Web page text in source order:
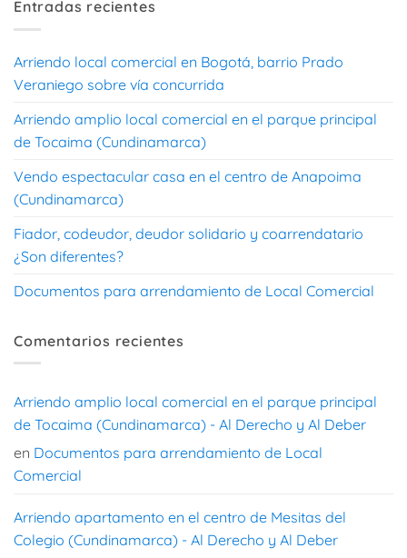
Entradas recientes
Arriendo local comercial en Bogotá, barrio Prado
Veraniego sobre vía concurrida
Arriendo amplio local comercial en el parque principal
de Tocaima (Cundinamarca)
Vendo espectacular casa en el centro de Anapoima
(Cundinamarca)
Fiador, codeudor, deudor solidario y coarrendatario
¿Son diferentes?
Documentos para arrendamiento de Local Comercial
Comentarios recientes
Arriendo amplio local comercial en el parque principal
de Tocaima (Cundinamarca) - Al Derecho y Al Deber
en Documentos para arrendamiento de Local
Comercial
Arriendo apartamento en el centro de Mesitas del
Colegio (Cundinamarca) - Al Derecho y Al Deber